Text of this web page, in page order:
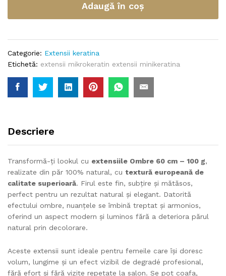
Adaugă în coș
Categorie: Extensii keratina
Etichetă: extensii mikrokeratin extensii minikeratina
Descriere
Transformă-ți lookul cu extensiile Ombre 60 cm – 100 g,
realizate din păr 100% natural, cu textură europeană de
calitate superioară. Firul este fin, subțire și mătăsos,
perfect pentru un rezultat natural și elegant. Datorită
efectului ombre, nuanțele se îmbină treptat și armonios,
oferind un aspect modern și luminos fără a deteriora părul
natural prin decolorare.
Aceste extensii sunt ideale pentru femeile care își doresc
volum, lungime și un efect vizibil de degradé profesional,
fără efort și fără vizite repetate la salon. Se pot coafa,